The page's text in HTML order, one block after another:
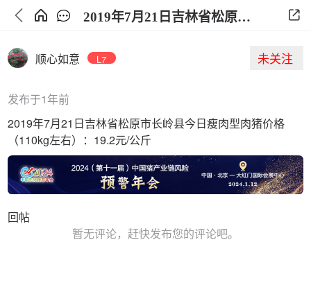
2019年7月21日吉林省松原市长岭县今日生猪价格
顺心如意 L7 未关注
发布于1年前
2019年7月21日吉林省松原市长岭县今日瘦肉型肉猪价格
（110kg左右）：19.2元/公斤
回帖
暂无评论，赶快发布您的评论吧。